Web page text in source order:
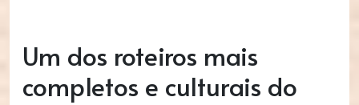
Um dos roteiros mais
completos e culturais do